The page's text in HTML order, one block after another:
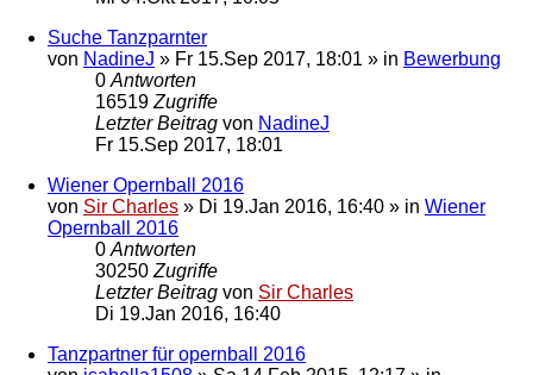
Suche Tanzparnter
von NadineJ » Fr 15.Sep 2017, 18:01 » in Bewerbung
0 Antworten
16519 Zugriffe
Letzter Beitrag von NadineJ
Fr 15.Sep 2017, 18:01
Wiener Opernball 2016
von Sir Charles » Di 19.Jan 2016, 16:40 » in Wiener
Opernball 2016
0 Antworten
30250 Zugriffe
Letzter Beitrag von Sir Charles
Di 19.Jan 2016, 16:40
Tanzpartner für opernball 2016